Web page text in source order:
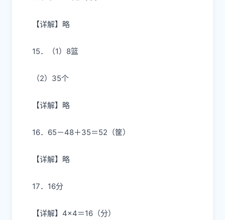
【详解】略
15．（1）8篮
（2）35个
【详解】略
16．65－48＋35＝52（筐）
【详解】略
17．16分
【详解】4×4＝16（分）